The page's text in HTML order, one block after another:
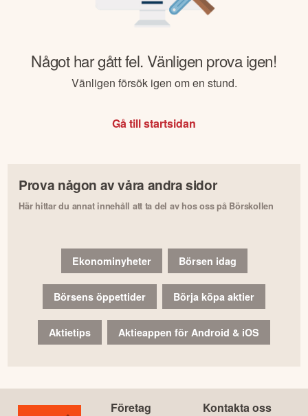
Något har gått fel. Vänligen prova igen!
Vänligen försök igen om en stund.
Gå till startsidan
Prova någon av våra andra sidor
Här hittar du annat innehåll att ta del av hos oss på Börskollen
Ekonominyheter Börsen idag
Börsens öppettider Börja köpa aktier
Aktietips Aktieappen för Android & iOS
Företag Kontakta oss